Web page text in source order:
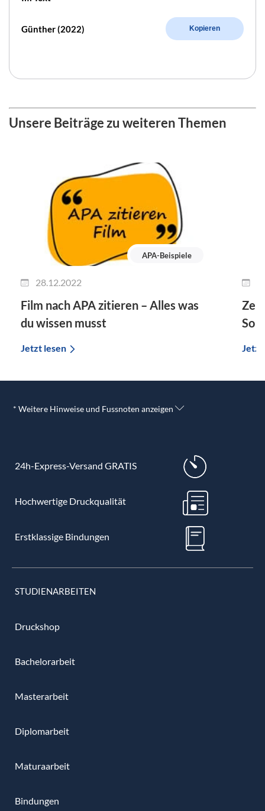
Günther (2022) Kopieren
Unsere Beiträge zu weiteren Themen
APA-Beispiele
28.12.2022
Film nach APA zitieren – Alles was
du wissen musst
Jetzt lesen
So
* Weitere Hinweise und Fussnoten anzeigen
24h-Express-Versand GRATIS
Hochwertige Druckqualität
Erstklassige Bindungen
STUDIENARBEITEN
Druckshop
Bachelorarbeit
Masterarbeit
Diplomarbeit
Maturaarbeit
Bindungen